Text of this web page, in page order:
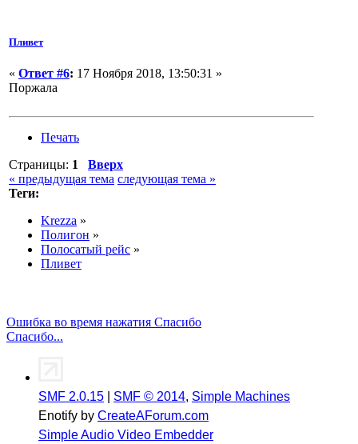
Пливет
« Ответ #6: 17 Ноября 2018, 13:50:31 »
Поржала
Печать
Страницы: 1
Вверх
« предыдущая тема следующая тема »
Теги:
Krezza »
Полигон »
Полосатый рейс »
Пливет
Ошибка во время нажатия Спасибо
Спасибо...
SMF 2.0.15 SMF © 2014, Simple Machines
Enotify by CreateAForum.com
Simple Audio Video Embedder